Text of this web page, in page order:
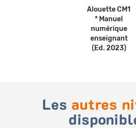
Alouette CM1
* Manuel
numérique
enseignant
(Ed. 2023)
Les autres